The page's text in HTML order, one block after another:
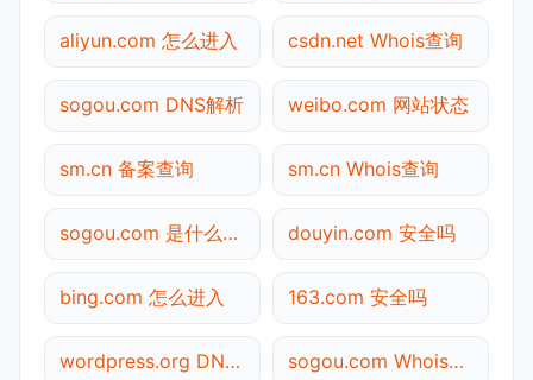
aliyun.com 怎么进入 csdn.net Whois查询
sogou.com DNS解析 weibo.com 网站状态
sm.cn 备案查询 sm.cn Whois查询
sogou.com 是什么网站 douyin.com 安全吗
bing.com 怎么进入 163.com 安全吗
wordpress.org DNS解析 sogou.com Whois查询